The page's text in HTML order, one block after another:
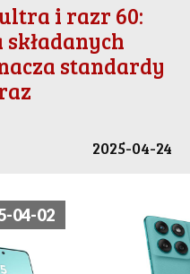
i razr 60:
standardy
2025-04-24
04-02